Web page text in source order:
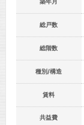
総戸数
総階数
種別/構造
賃料
共益費